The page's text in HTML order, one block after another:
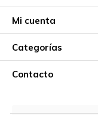
Mi cuenta
Categorías
Contacto